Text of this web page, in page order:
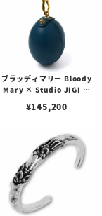
ブラッディマリー Bloody
Mary × Studio JIGI エ
ョン / カウレザー ブルー
¥145,200